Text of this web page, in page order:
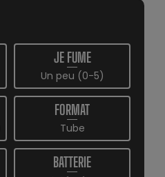
JE FUME
Un peu (0-5)
FORMAT
Tube
BATTERIE